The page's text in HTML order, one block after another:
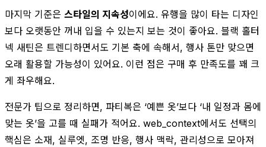
마지막 기준은 스타일의 지속성이에요. 유행을 많이 타는 디자인
보다 오랫동안 꺼내 입을 수 있는지 보는 것이 좋아요. 블랙 홀터
넥 새틴은 트렌디하면서도 기본 축에 속해서, 행사 톤만 맞으면
오래 활용할 가능성이 있어요. 이런 점은 구매 후 만족도를 꽤 크
게 좌우해요.
전문가 팁으로 정리하면, 파티복은 ‘예쁜 옷’보다 ‘내 일정과 몸에
맞는 옷’을 고를 때 실패가 적어요. web_context에서도 선택의
핵심은 소재, 실루엣, 조명 반응, 행사 맥락, 관리성으로 모아져